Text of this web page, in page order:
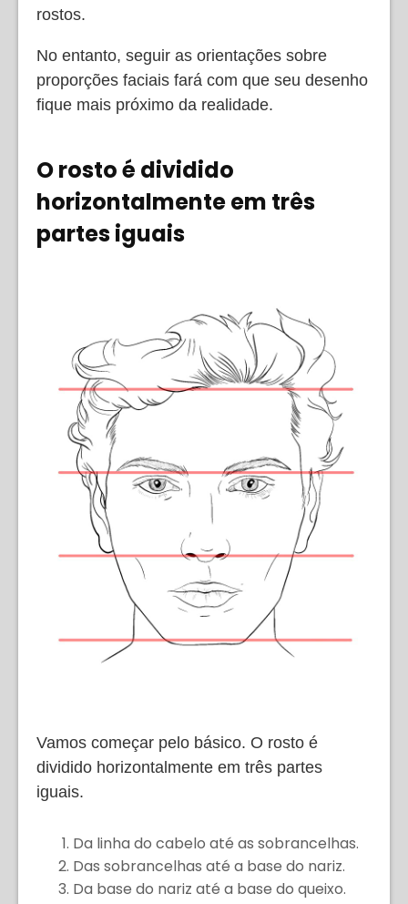
rostos.
No entanto, seguir as orientações sobre
proporções faciais fará com que seu desenho
fique mais próximo da realidade.
O rosto é dividido
horizontalmente em três
partes iguais
Vamos começar pelo básico. O rosto é
dividido horizontalmente em três partes
iguais.
Da linha do cabelo até as sobrancelhas.
Das sobrancelhas até a base do nariz.
Da base do nariz até a base do queixo.